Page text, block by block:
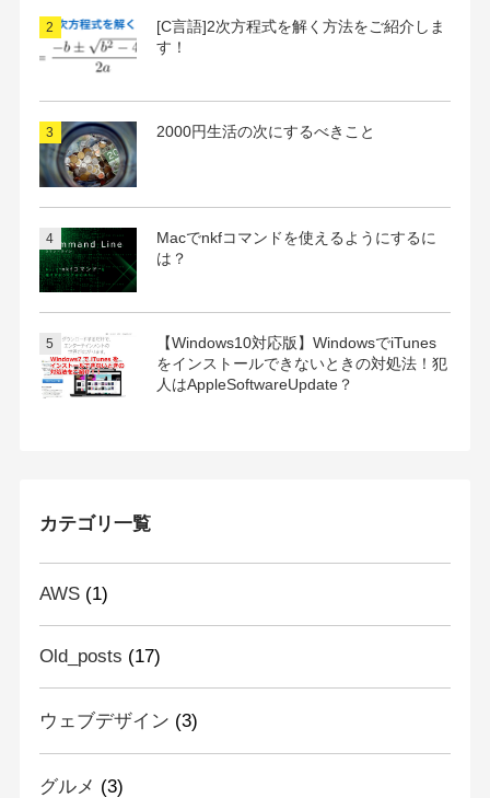
[C言語]2次方程式を解く方法をご紹介しま
す！
2000円生活の次にするべきこと
Macでnkfコマンドを使えるようにするに
は？
【Windows10対応版】WindowsでiTunes
をインストールできないときの対処法！犯
人はAppleSoftwareUpdate？
カテゴリ一覧
AWS(1)
Old_posts (17)
ウェブデザイン (3)
グルメ (3)